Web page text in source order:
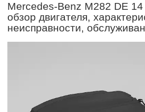
Mercedes-Benz M282 DE
обзор двигателя,
неисправности,